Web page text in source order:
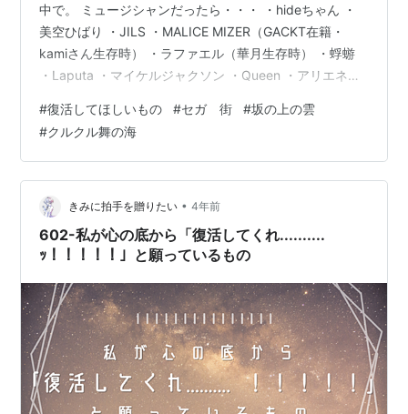
中で。 ミュージシャンだったら・・・ ・hideちゃん ・
美空ひばり ・JILS ・MALICE MIZER（GACKT在籍・
kamiさん生存時） ・ラファエル（華月生存時） ・蜉蝣
・Laputa ・マイケルジャクソン ・Queen ・アリエネマ
クリスティー ・Phantasmagoria（むしろUNDER
CODE） ・Aioria（むしろLOOP ASH） ・BORN（むし
ろkagrraいた頃のPS company） 相撲だったら ・琴錦
・武蔵丸と、曙と、コニタン ・舞の海（ク…
#復活してほしいもの #セガ 街 #坂の上の雲
#クルクル舞の海
きみに拍手を贈りたい • 4年前
602-私が心の底から「復活してくれ..........
ｯ！！！！！」と願っているもの